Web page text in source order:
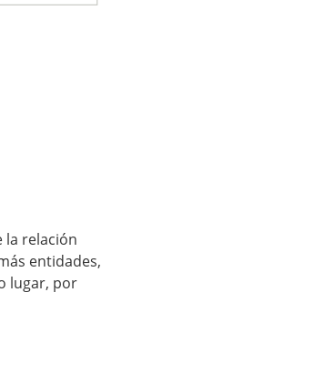
la relación
entidades,
lugar, por